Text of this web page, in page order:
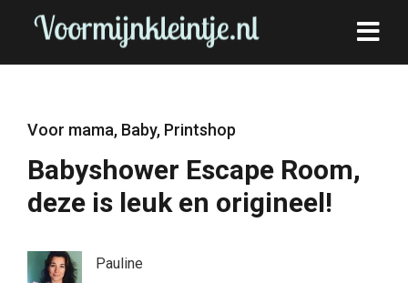
Voor mama, Baby, Printshop
Babyshower Escape Room,
deze is leuk en origineel!
Pauline